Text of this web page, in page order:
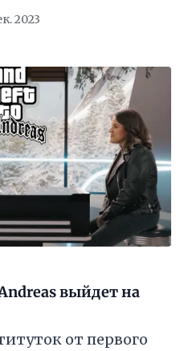
2023
выйдет на
от первого